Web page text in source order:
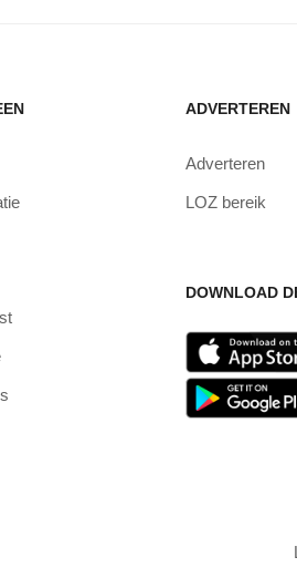
ADVERTEREN
Adverteren
LOZ bereik
DOWNLOAD